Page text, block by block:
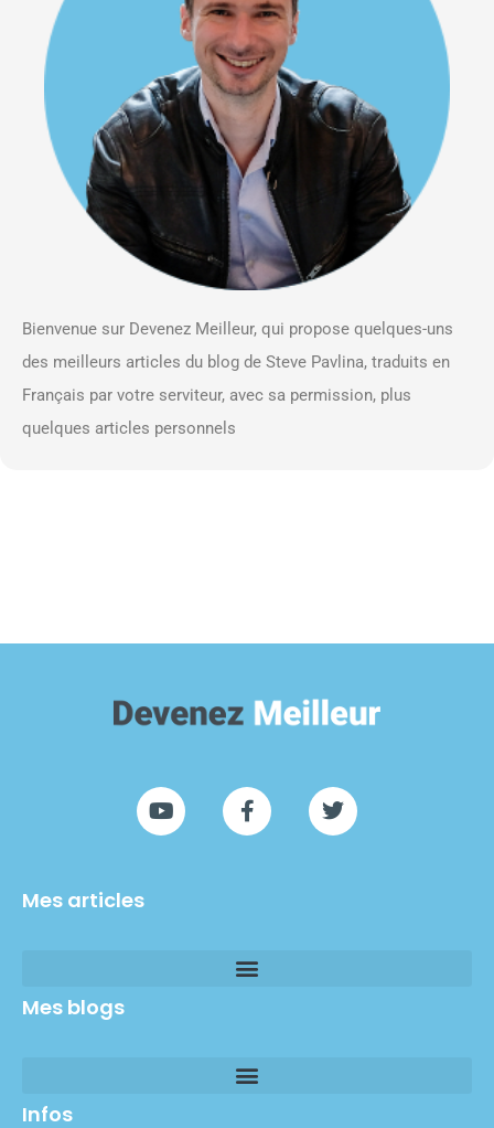
Bienvenue sur Devenez Meilleur, qui propose quelques-uns
des meilleurs articles du blog de Steve Pavlina, traduits en
Français par votre serviteur, avec sa permission, plus
quelques articles personnels
Mes articles
Mes blogs
Infos